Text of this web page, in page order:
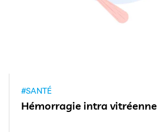
#SANTÉ
Hémorragie intra vitréenne